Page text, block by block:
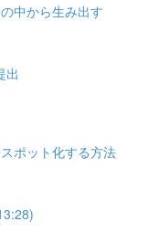
中から生み出す
出
ポット化する方法